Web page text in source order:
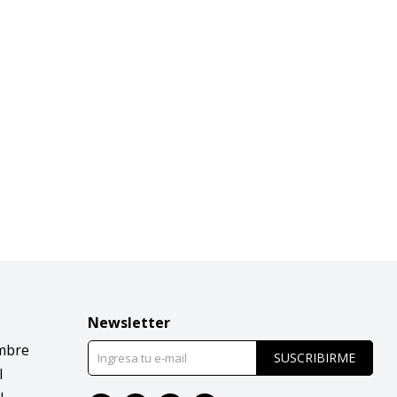
Newsletter
SUSCRIBIRME